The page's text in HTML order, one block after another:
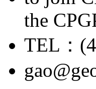
the
TEL：